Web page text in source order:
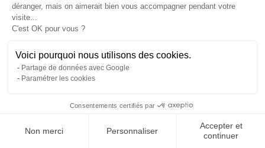
Filtrer ma recherche
déranger, mais on aimerait bien vous accompagner pendant votre
visite...
C'est OK pour vous ?
Voici pourquoi nous utilisons des cookies.
Partage de données avec Google
Paramétrer les cookies
Consentements certifiés par
Non merci Personnaliser
Accepter et
continuer